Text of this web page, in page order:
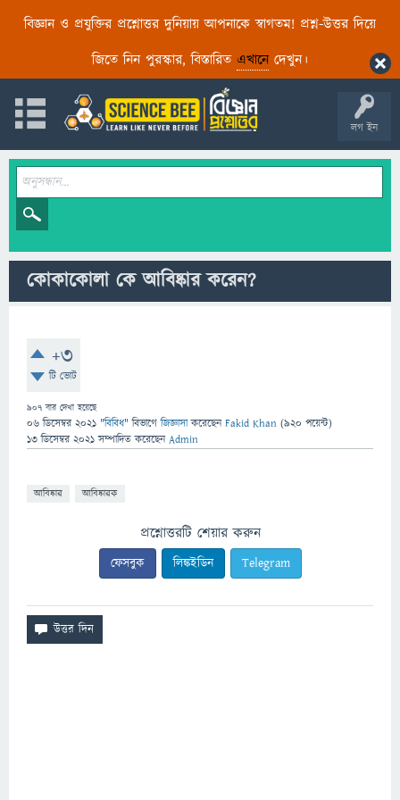
বিজ্ঞান ও প্রযুক্তির প্রশ্নোত্তর দুনিয়ায় আপনাকে স্বাগতম! প্রশ্ন-উত্তর দিয়ে
জিতে নিন পুরস্কার, বিস্তারিত এখানেদেখুন।
লগ ইন
কোকাকোলা কে আবিষ্কার করেন?
+3
টি ভোট
907 বার দেখা হয়েছে
06 ডিসেম্বর 2021 "বিবিধ" বিভাগে জিজ্ঞাসাকরেছেনFakid Khan (920 পয়েন্ট)
13 ডিসেম্বর 2021 সম্পাদিত করেছেনAdmin
আবিষ্কার আবিষ্কারক
প্রশ্নোত্তরটি শেয়ার করুন
ফেসবুক লিঙ্কইডিন Telegram